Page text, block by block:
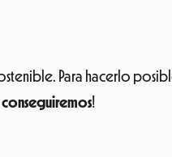
Para hacerlo
conseguiremos!